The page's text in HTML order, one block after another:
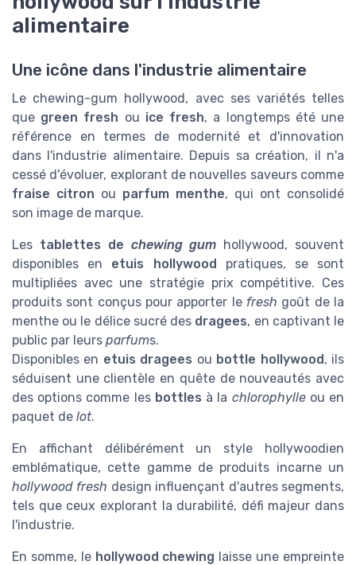
alimentaire
Une icône dans l'industrie alimentaire
Le chewing-gum hollywood, avec ses variétés telles
que green fresh ou ice fresh, a longtemps été une
référence en termes de modernité et d'innovation
dans l'industrie alimentaire. Depuis sa création, il n'a
cessé d'évoluer, explorant de nouvelles saveurs comme
fraise citron ou parfum menthe, qui ont consolidé
son image de marque.
Les tablettes de chewing gum hollywood, souvent
disponibles en etuis hollywood pratiques, se sont
multipliées avec une stratégie prix compétitive. Ces
produits sont conçus pour apporter le fresh goût de la
menthe ou le délice sucré des dragees, en captivant le
public par leurs parfums.
Disponibles en etuis dragees ou bottle hollywood, ils
séduisent une clientèle en quête de nouveautés avec
des options comme les bottles à la chlorophylleou en
paquet de lot.
En affichant délibérément un style hollywoodien
emblématique, cette gamme de produits incarne un
hollywood fresh design influençant d'autres segments,
tels que ceux explorant la durabilité, défi majeur dans
l'industrie.
En somme, le hollywood chewing laisse une empreinte